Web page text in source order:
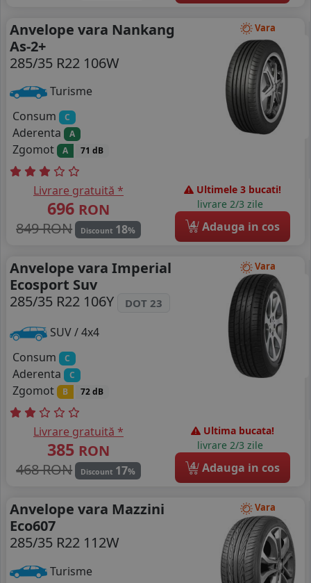
Vara
Anvelope vara Nankang
As-2+
285/35 R22 106W
Turisme
Consum
C
Aderenta A
Zgomot A 71 dB
Livrare gratuită *
696 RON
849 RON
Discount 18%
Ultimele 3 bucati!
livrare 2/3 zile
4 Adauga in cos
Vara
Anvelope vara Imperial
Ecosport Suv
285/35 R22 106Y
DOT 23
SUV / 4x4
Consum
C
Aderenta C
Zgomot B 72 dB
Livrare gratuită *
385 RON
468 RON
Discount 17%
Ultima bucata!
livrare 2/3 zile
4 Adauga in cos
Vara
Anvelope vara Mazzini
Eco607
285/35 R22 112W
Turisme